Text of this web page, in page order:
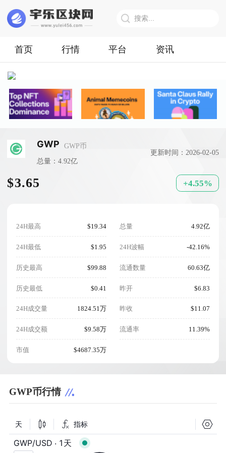
首页 行情 平台 资讯
GWP
GWP币
总量：4.92亿
更新时间：2026-02-05
$3.65 +4.55%
24H最高 $19.34
24H最低 $1.95
历史最高 $99.88
历史最低 $0.41
24H成交量 1824.51万
24H成交额 $9.58万
市值 $4687.35万
总量 4.92亿
24H波幅 -42.16%
流通数量 60.63亿
昨开 $6.83
昨收 $11.07
流通率 11.39%
GWP币行情